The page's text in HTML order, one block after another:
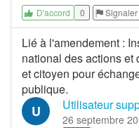
D'accord 0 Signaler
Lié à l'amendement :
national des actions et
et citoyen pour
publique.
U Utilisateur
26 septembre